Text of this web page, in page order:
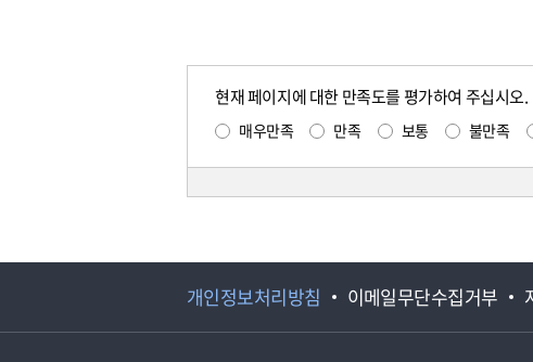
현재 페이지에 대한 만족도를 평가하여 주십시오.
매우만족 만족 보통 불만족
개인정보처리방침 이메일무단수집거부